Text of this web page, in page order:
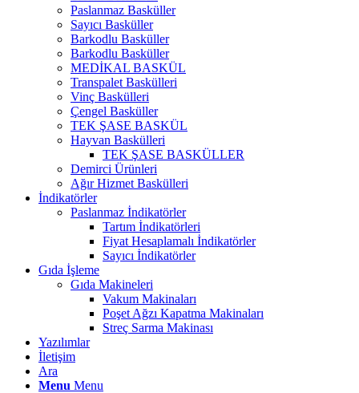
Paslanmaz Basküller
Sayıcı Basküller
Barkodlu Basküller
Barkodlu Basküller
MEDİKAL BASKÜL
Transpalet Baskülleri
Vinç Baskülleri
Çengel Basküller
TEK ŞASE BASKÜL
Hayvan Baskülleri
TEK ŞASE BASKÜLLER
Demirci Ürünleri
Ağır Hizmet Baskülleri
İndikatörler
Paslanmaz İndikatörler
Tartım İndikatörleri
Fiyat Hesaplamalı İndikatörler
Sayıcı İndikatörler
Gıda İşleme
Gıda Makineleri
Vakum Makinaları
Poşet Ağzı Kapatma Makinaları
Streç Sarma Makinası
Yazılımlar
İletişim
Ara
Menu Menu